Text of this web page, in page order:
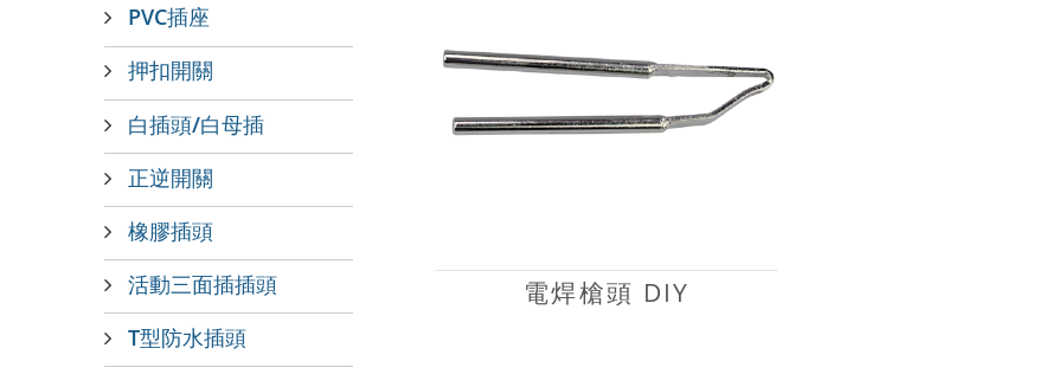
電焊槍頭 DIY
PVC插座
押扣開關
白插頭/白母插
正逆開關
橡膠插頭
活動三面插插頭
T型防水插頭